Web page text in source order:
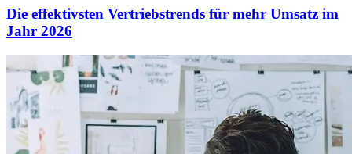
Die effektivsten Vertriebstrends für mehr Umsatz im
Jahr 2026